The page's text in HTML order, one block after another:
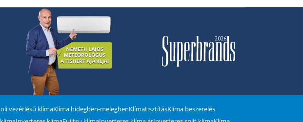
vezérlésű klímaKlíma hidegben-melegbenKlímatisztításKlíma beszerelés